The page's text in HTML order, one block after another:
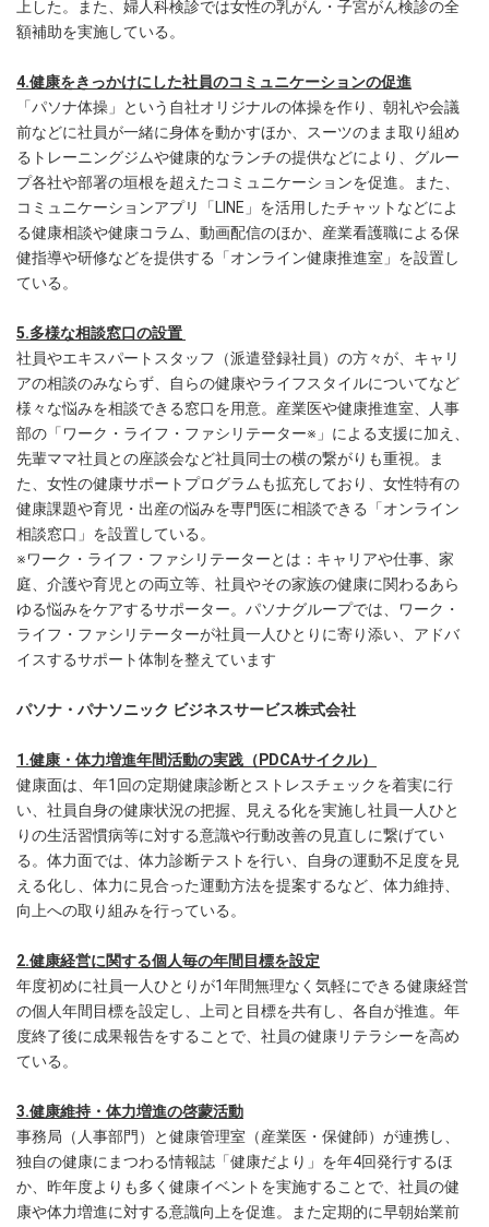
上した。また、婦人科検診では女性の乳がん・子宮がん検診の全
額補助を実施している。
4.健康をきっかけにした社員のコミュニケーションの促進
「パソナ体操」という自社オリジナルの体操を作り、朝礼や会議
前などに社員が一緒に身体を動かすほか、スーツのまま取り組め
るトレーニングジムや健康的なランチの提供などにより、グルー
プ各社や部署の垣根を超えたコミュニケーションを促進。また、
コミュニケーションアプリ「LINE」を活用したチャットなどによ
る健康相談や健康コラム、動画配信のほか、産業看護職による保
健指導や研修などを提供する「オンライン健康推進室」を設置し
ている。
5.多様な相談窓口の設置
社員やエキスパートスタッフ（派遣登録社員）の方々が、キャリ
アの相談のみならず、自らの健康やライフスタイルについてなど
様々な悩みを相談できる窓口を用意。産業医や健康推進室、人事
部の「ワーク・ライフ・ファシリテーター※」による支援に加え、
先輩ママ社員との座談会など社員同士の横の繋がりも重視。ま
た、女性の健康サポートプログラムも拡充しており、女性特有の
健康課題や育児・出産の悩みを専門医に相談できる「オンライン
相談窓口」を設置している。
※ワーク・ライフ・ファシリテーターとは：キャリアや仕事、家
庭、介護や育児との両立等、社員やその家族の健康に関わるあら
ゆる悩みをケアするサポーター。パソナグループでは、ワーク・
ライフ・ファシリテーターが社員一人ひとりに寄り添い、アドバ
イスするサポート体制を整えています
パソナ・パナソニック ビジネスサービス株式会社
1.健康・体力増進年間活動の実践（PDCAサイクル）
健康面は、年1回の定期健康診断とストレスチェックを着実に行
い、社員自身の健康状況の把握、見える化を実施し社員一人ひと
りの生活習慣病等に対する意識や行動改善の見直しに繋げてい
る。体力面では、体力診断テストを行い、自身の運動不足度を見
える化し、体力に見合った運動方法を提案するなど、体力維持、
向上への取り組みを行っている。
2.健康経営に関する個人毎の年間目標を設定
年度初めに社員一人ひとりが1年間無理なく気軽にできる健康経営
の個人年間目標を設定し、上司と目標を共有し、各自が推進。年
度終了後に成果報告をすることで、社員の健康リテラシーを高め
ている。
3.健康維持・体力増進の啓蒙活動
事務局（人事部門）と健康管理室（産業医・保健師）が連携し、
独自の健康にまつわる情報誌「健康だより」を年4回発行するほ
か、昨年度よりも多く健康イベントを実施することで、社員の健
康や体力増進に対する意識向上を促進。また定期的に早朝始業前